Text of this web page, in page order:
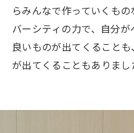
らみんなで作っていくも
バーシティの力で、自分
良いものが出てくること
が出てくることもありまし